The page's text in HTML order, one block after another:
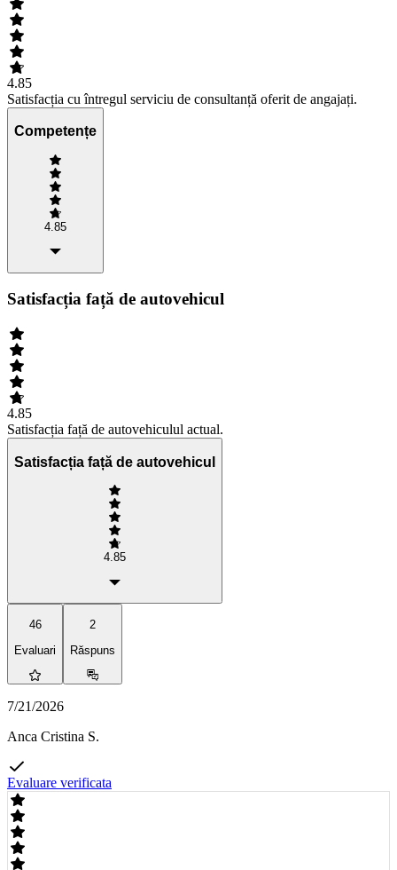
4.85
Satisfacția cu întregul serviciu de consultanță oferit de angajați.
Competențe
4.85
Satisfacția față de autovehicul
4.85
Satisfacția față de autovehiculul actual.
Satisfacția față de autovehicul
4.85
46
Evaluari
2
Răspuns
7/21/2026
Anca Cristina S.
Evaluare verificata